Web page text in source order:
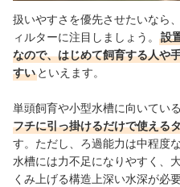
扱いやすさを優先させたいなら
ィルターに注目しましょう。
設
なので、はじめて飼育する人や
すい といえます。
単頭飼育や小型水槽に向いてい
フチに引っ掛けるだけで使える
す。ただし、ろ過能力は中程度
水槽には力不足になりやすく、
くみ上げる構造上深い水深が必